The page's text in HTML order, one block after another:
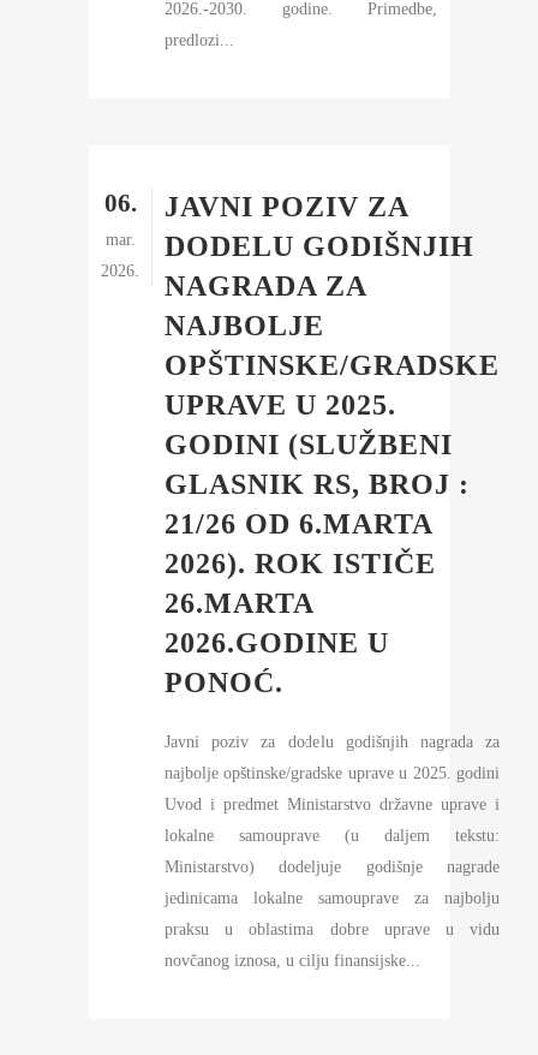
2026.-2030. godine. Primedbe,
predlozi...
06.
mar.
2026.
JAVNI POZIV ZA
DODELU GODIŠNJIH
NAGRADA ZA
NAJBOLJE
OPŠTINSKE/GRADSKE
UPRAVE U 2025.
GODINI (SLUŽBENI
GLASNIK RS, BROJ :
21/26 OD 6.MARTA
2026). ROK ISTIČE
26.MARTA
2026.GODINE U
PONOĆ.
Javni poziv za dodelu godišnjih nagrada za
najbolje opštinske/gradske uprave u 2025. godini
Uvod i predmet Ministarstvo državne uprave i
lokalne samouprave (u daljem tekstu:
Ministarstvo) dodeljuje godišnje nagrade
jedinicama lokalne samouprave za najbolju
praksu u oblastima dobre uprave u vidu
novčanog iznosa, u cilju finansijske...